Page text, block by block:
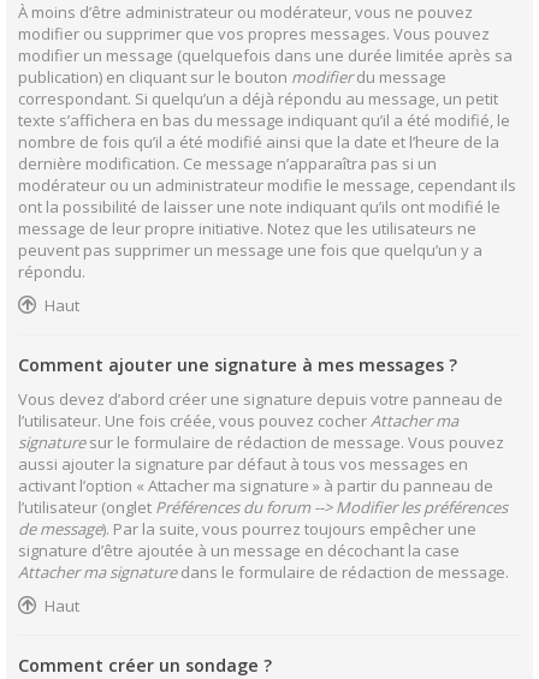
À moins d’être administrateur ou modérateur, vous ne pouvez
modifier ou supprimer que vos propres messages. Vous pouvez
modifier un message (quelquefois dans une durée limitée après sa
publication) en cliquant sur le bouton modifierdu message
correspondant. Si quelqu’un a déjà répondu au message, un petit
texte s’affichera en bas du message indiquant qu’il a été modifié, le
nombre de fois qu’il a été modifié ainsi que la date et l’heure de la
dernière modification. Ce message n’apparaîtra pas si un
modérateur ou un administrateur modifie le message, cependant ils
ont la possibilité de laisser une note indiquant qu’ils ont modifié le
message de leur propre initiative. Notez que les utilisateurs ne
peuvent pas supprimer un message une fois que quelqu’un y a
répondu.
Haut
Comment ajouter une signature à mes messages ?
Vous devez d’abord créer une signature depuis votre panneau de
l’utilisateur. Une fois créée, vous pouvez cocherAttacher ma
signaturesur le formulaire de rédaction de message. Vous pouvez
aussi ajouter la signature par défaut à tous vos messages en
activant l’option « Attacher ma signature » à partir du panneau de
l’utilisateur (onglet Préférences du forum --> Modifier les préférences
de message). Par la suite, vous pourrez toujours empêcher une
signature d’être ajoutée à un message en décochant la case
Attacher ma signaturedans le formulaire de rédaction de message.
Haut
Comment créer un sondage ?